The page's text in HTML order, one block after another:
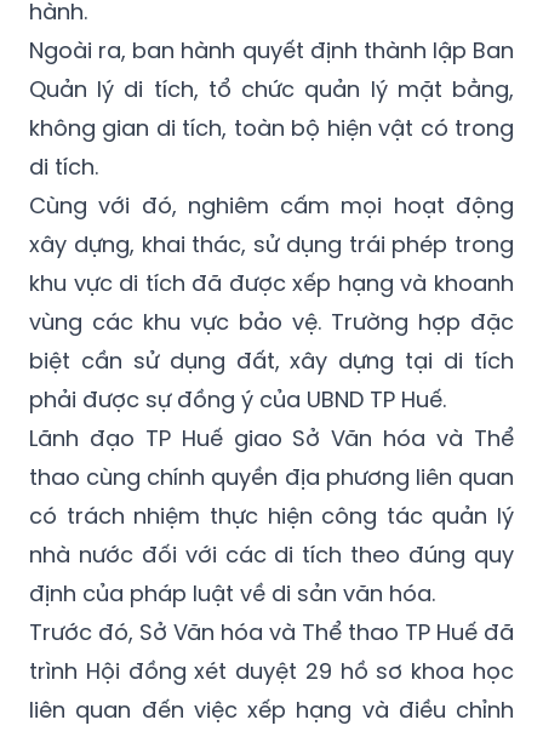
vùng bảo vệ di tích và tổ chức cắm mốc giới
trên thực địa theo quy định pháp luật hiện
hành.
Ngoài ra, ban hành quyết định thành lập Ban
Quản lý di tích, tổ chức quản lý mặt bằng,
không gian di tích, toàn bộ hiện vật có trong
di tích.
Cùng với đó, nghiêm cấm mọi hoạt động
xây dựng, khai thác, sử dụng trái phép trong
khu vực di tích đã được xếp hạng và khoanh
vùng các khu vực bảo vệ. Trường hợp đặc
biệt cần sử dụng đất, xây dựng tại di tích
phải được sự đồng ý của UBND TP Huế.
Lãnh đạo TP Huế giao Sở Văn hóa và Thể
thao cùng chính quyền địa phương liên quan
có trách nhiệm thực hiện công tác quản lý
nhà nước đối với các di tích theo đúng quy
định của pháp luật về di sản văn hóa.
Trước đó, Sở Văn hóa và Thể thao TP Huế đã